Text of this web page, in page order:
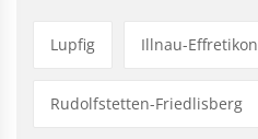
Lupfig Illnau-Effretikon
Rudolfstetten-Friedlisberg